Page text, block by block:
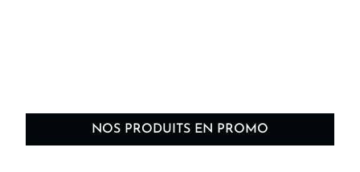
NOS PRODUITS EN PROMO